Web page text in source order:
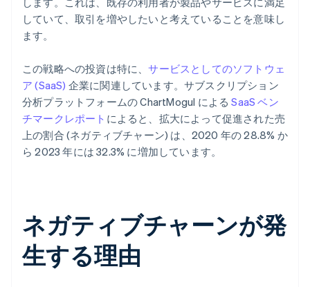
していて、取引を増やしたいと考えていることを意味し
ます。
この戦略への投資は特に、サービスとしてのソフトウェ
ア (SaaS) 企業に関連しています。サブスクリプション
分析プラットフォームの ChartMogul によるSaaS ベン
チマークレポート によると、拡大によって促進された売
上の割合 (ネガティブチャーン) は、2020 年の 28.8% か
ら 2023 年には 32.3% に増加しています。
ネガティブチャーンが発
生する理由